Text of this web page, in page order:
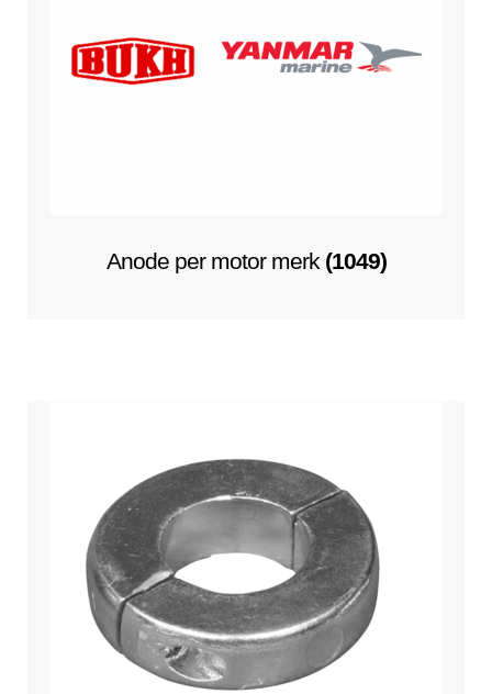
Anode per motor merk (1049)